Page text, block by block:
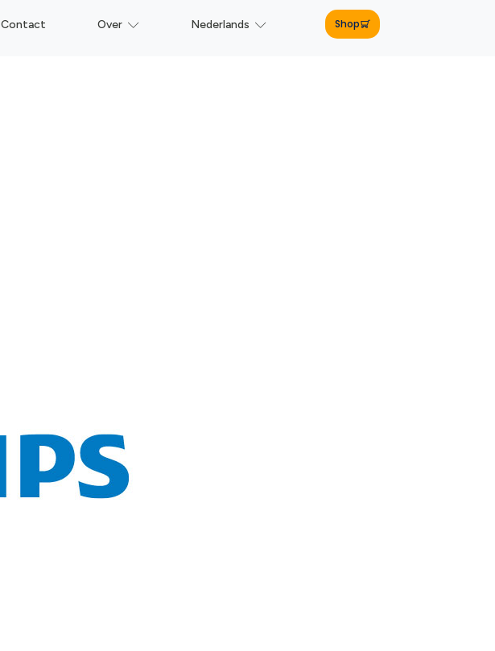
Shop
Contact Over Nederlands